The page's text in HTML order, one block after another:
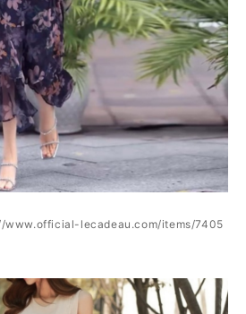
www.official-lecadeau.com/items/7405